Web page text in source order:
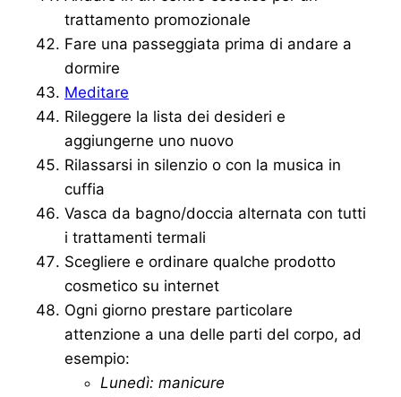
trattamento promozionale
Fare una passeggiata prima di andare a
dormire
Meditare
Rileggere la lista dei desideri e
aggiungerne uno nuovo
Rilassarsi in silenzio o con la musica in
cuffia
Vasca da bagno/doccia alternata con tutti
i trattamenti termali
Scegliere e ordinare qualche prodotto
cosmetico su internet
Ogni giorno prestare particolare
attenzione a una delle parti del corpo, ad
esempio:
Lunedì: manicure